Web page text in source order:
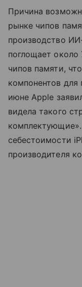
Причина
рынке чипов
производство
поглощает
чипов памяти,
компонентов для
июне Apple
видела такого
себестоимости
производителя